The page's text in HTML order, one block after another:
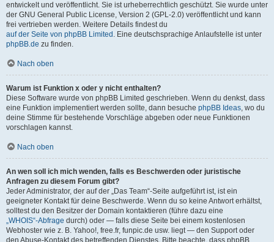
entwickelt und veröffentlicht. Sie ist urheberrechtlich geschützt. Sie wurde unter
der GNU General Public License, Version 2 (GPL-2.0) veröffentlicht und kann
frei vertrieben werden. Weitere Details findest du
auf der Seite von phpBB Limited . Eine deutschsprachige Anlaufstelle ist unter
phpBB.de zu finden.
Nach oben
Warum ist Funktion x oder y nicht enthalten?
Diese Software wurde von phpBB Limited geschrieben. Wenn du denkst, dass
eine Funktion implementiert werden sollte, dann besuche phpBB Ideas, wo du
deine Stimme für bestehende Vorschläge abgeben oder neue Funktionen
vorschlagen kannst.
Nach oben
An wen soll ich mich wenden, falls es Beschwerden oder juristische
Anfragen zu diesem Forum gibt?
Jeder Administrator, der auf der „Das Team“-Seite aufgeführt ist, ist ein
geeigneter Kontakt für deine Beschwerde. Wenn du so keine Antwort erhältst,
solltest du den Besitzer der Domain kontaktieren (führe dazu eine
„WHOIS“-Abfrage durch) oder — falls diese Seite bei einem kostenlosen
Webhoster wie z. B. Yahoo!, free.fr, funpic.de usw. liegt — den Support oder
den Abuse-Kontakt des betreffenden Dienstes. Bitte beachte, dass phpBB